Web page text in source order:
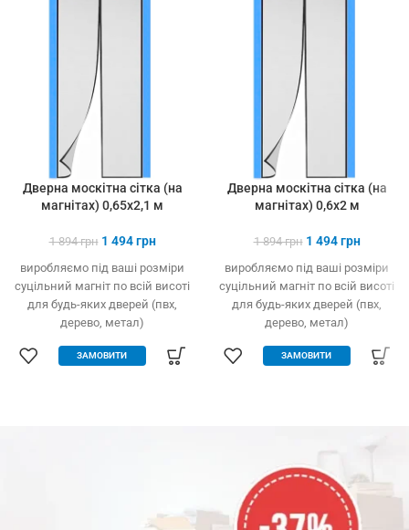
Дверна москітна сітка (на
магнітах) 0,65х2,1 м
1 894грн 1 494грн
виробляємо під ваші розміри
суцільний магніт по всій висоті
для будь-яких дверей (пвх,
дерево, метал)
інструменту
ЗАМОВИТИ
Дверна москітна сітка (на
магнітах) 0,6х2 м
1 894грн 1 494грн
виробляємо під ваші розміри
суцільний магніт по всій висоті
для будь-яких дверей (пвх,
дерево, метал)
інструменту
міцний та якісний матеріал
ЗАМОВИТИ